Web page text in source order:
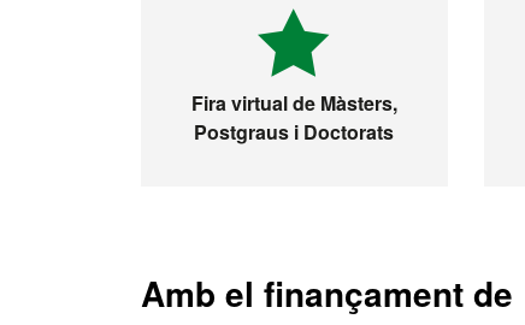
Fira virtual de Màsters,
Postgraus i Doctorats
Amb el finançament de